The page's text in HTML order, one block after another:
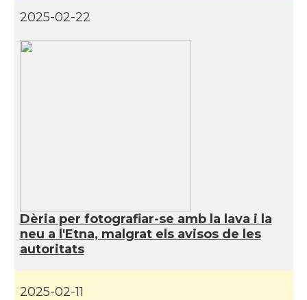
2025-02-22
Dèria per fotografiar-se amb la lava i la
neu a l'Etna, malgrat els avisos de les
autoritats
2025-02-11